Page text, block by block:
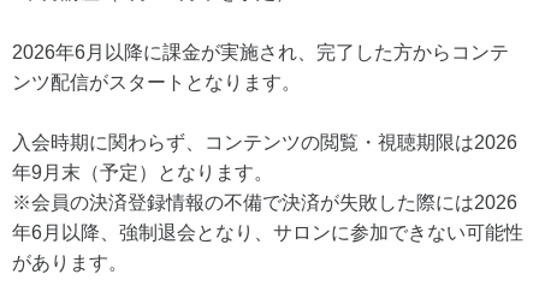
2026年6月以降に課金が実施され、完了した方からコンテ
ンツ配信がスタートとなります。
入会時期に関わらず、コンテンツの閲覧・視聴期限は2026
年9月末（予定）となります。
※会員の決済登録情報の不備で決済が失敗した際には2026
年6月以降、強制退会となり、サロンに参加できない可能性
があります。